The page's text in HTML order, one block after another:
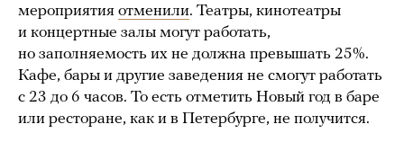
мероприятия отменили. Театры, кинотеатры
и концертные залы могут работать,
но заполняемость их не должна превышать 25%.
Кафе, бары и другие заведения не смогут работать
с 23 до 6 часов. То есть отметить Новый год в баре
или ресторане, как и в Петербурге, не получится.